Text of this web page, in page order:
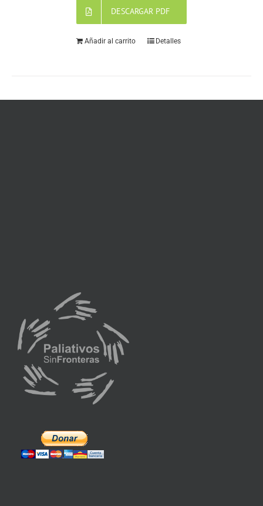
DESCARGAR PDF
Añadir al carrito Detalles